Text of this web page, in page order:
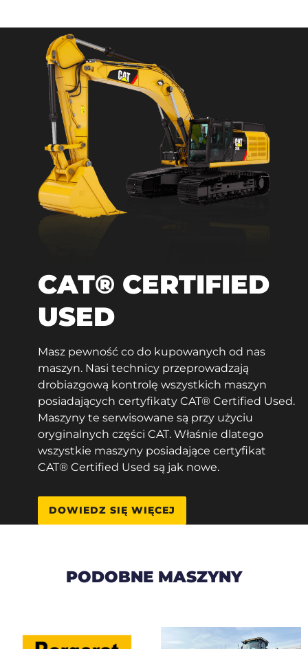
CAT® CERTIFIED
USED
Masz pewność co do kupowanych od nas
maszyn. Nasi technicy przeprowadzają
drobiazgową kontrolę wszystkich maszyn
posiadających certyfikaty CAT® Certified Used.
Maszyny te serwisowane są przy użyciu
oryginalnych części CAT. Właśnie dlatego
wszystkie maszyny posiadające certyfikat
CAT® Certified Used są jak nowe.
DOWIEDZ SIĘ WIĘCEJ
PODOBNE MASZYNY